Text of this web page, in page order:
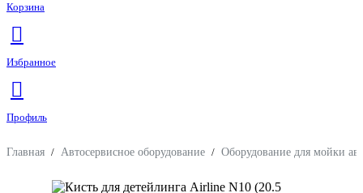
Корзина
Избранное
Профиль
Главная / Автосервисное оборудование / Оборудование для мойки